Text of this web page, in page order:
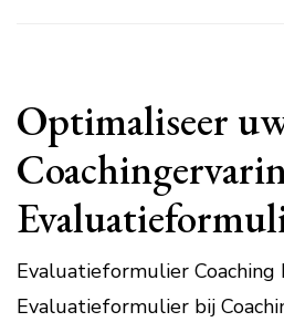
Optimaliseer
Evaluatieformulier Coaching
Evaluatieformulier bij